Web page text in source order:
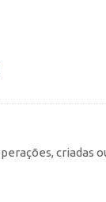
criadas